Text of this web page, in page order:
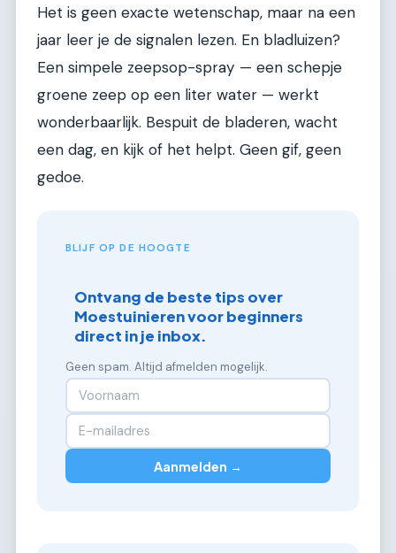
Het is geen exacte wetenschap, maar na een
jaar leer je de signalen lezen. En bladluizen?
Een simpele zeepsop-spray — een schepje
groene zeep op een liter water — werkt
wonderbaarlijk. Bespuit de bladeren, wacht
een dag, en kijk of het helpt. Geen gif, geen
gedoe.
BLIJF OP DE HOOGTE
Ontvang de beste tips over
Moestuinieren voor beginners
direct in je inbox.
Geen spam. Altijd afmelden mogelijk.
Aanmelden →